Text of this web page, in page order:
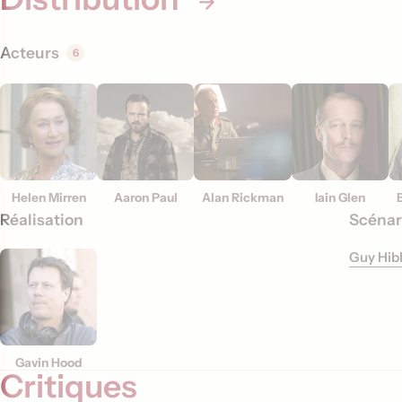
t
i
s
Acteurs 6
Helen Mirren Aaron Paul Alan Rickman Iain Glen
Réalisation
Gavin Hood
Guy
Critiques